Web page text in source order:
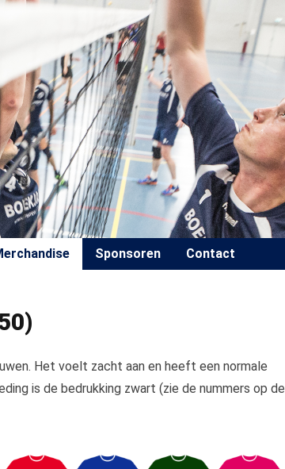
Sponsoren Contact
Het voelt zacht aan en heeft een normale
is de bedrukking zwart (zie de nummers op de